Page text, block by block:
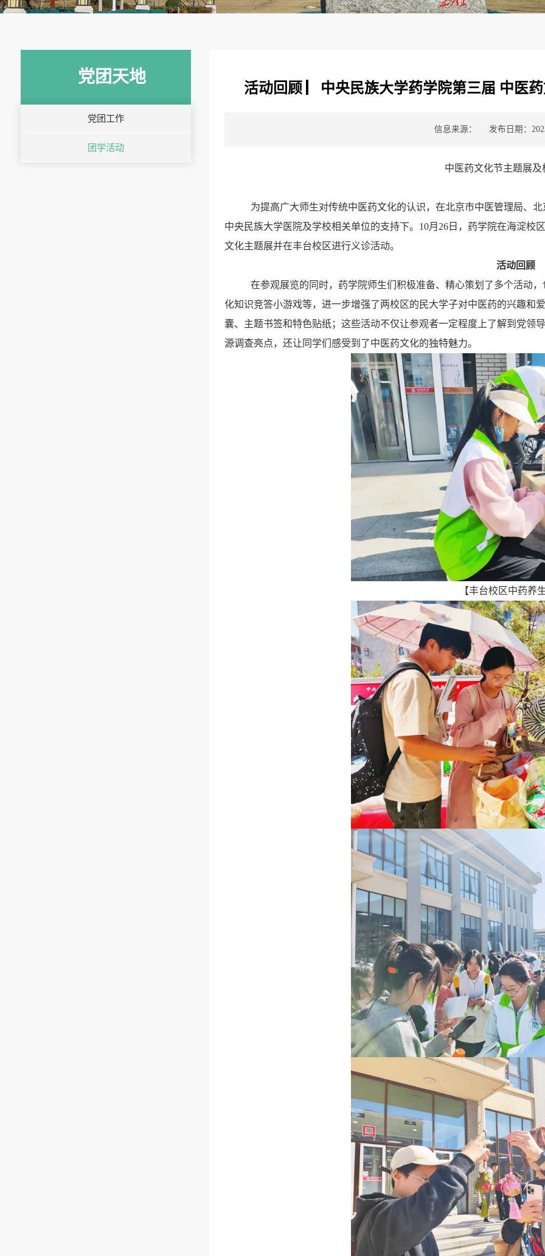
党团天地
党团工作
团学活动
活动回顾 ▏中央民族大学药学院第三届 中医
信息来源： 发布日期：
中医药文化节主题展及
为提高广大师生对传统中医药文化的认识，在北京市中医管理局、
中央民族大学医院及学校相关单位的支持下。10月26日，药学院在海淀校
文化主题展并在丰台校区进行义诊活动。
活动回顾
在参观展览的同时，药学院师生们积极准备、精心策划了多个活动
化知识竞答小游戏等，进一步增强了两校区的民大学子对中医药的兴趣和
囊、主题书签和特色贴纸；这些活动不仅让参观者一定程度上了解到党领
源调查亮点，还让同学们感受到了中医药文化的独特魅力。
【丰台校区中药养